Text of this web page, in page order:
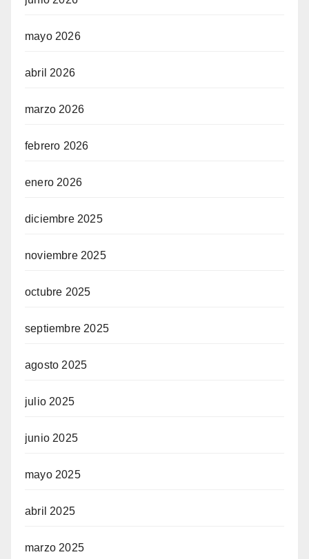
mayo 2026
abril 2026
marzo 2026
febrero 2026
enero 2026
diciembre 2025
noviembre 2025
octubre 2025
septiembre 2025
agosto 2025
julio 2025
junio 2025
mayo 2025
abril 2025
marzo 2025